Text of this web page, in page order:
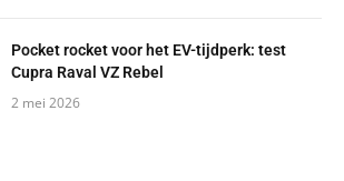
Pocket rocket voor het EV-tijdperk: test
Cupra Raval VZ Rebel
2 mei 2026